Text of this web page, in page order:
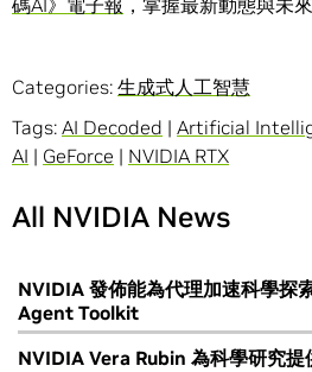
碼AI》電子報 ，掌握最新動態與未
Categories: 生成式人工智慧
Tags: AI Decoded | Artificial
AI | GeForce | NVIDIA RTX
All NVIDIA News
NVIDIA 發佈能為代理加速科學探
Agent Toolkit
NVIDIA Vera Rubin 為科學研究提